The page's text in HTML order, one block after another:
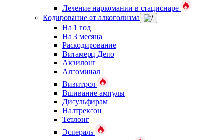
Лечение наркомании в стационаре
Кодирование от алкоголизма
На 1 год
На 3 месяца
Раскодирование
Витамерц Депо
Аквилонг
Алгоминал
Вивитрол
Вшивание ампулы
Дисульфирам
Налтрексон
Тетлонг
Эспераль